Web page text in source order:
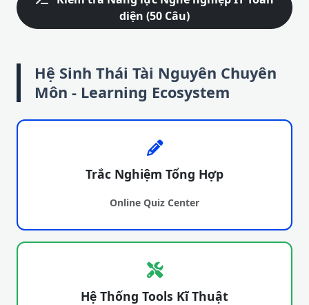
diện (50 Câu)
Hệ Sinh Thái Tài Nguyên Chuyên
Môn - Learning Ecosystem
Trắc Nghiệm Tổng Hợp
Online Quiz Center
Hệ Thống Tools Kĩ Thuật